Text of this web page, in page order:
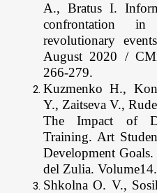
A., Bratus I.
confrontation
revolutionary
August 2020 /
266-279.
Kuzmenko H.,
Y., Zaitseva V.,
The Impact of
Training. Art
Development
del Zulia.
Shkolna O. V.,